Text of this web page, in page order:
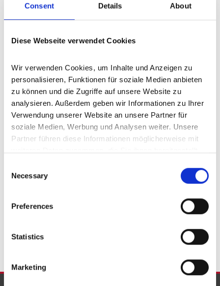
Consent Details About
Diese Webseite verwendet Cookies
Wir verwenden Cookies, um Inhalte und Anzeigen zu
personalisieren, Funktionen für soziale Medien anbieten
zu können und die Zugriffe auf unsere Website zu
analysieren. Außerdem geben wir Informationen zu Ihrer
Verwendung unserer Website an unsere Partner für
soziale Medien, Werbung und Analysen weiter. Unsere
Partner führen diese Informationen möglicherweise mit
gesammelt haben.
Selection
Necessary
Preferences
Statistics
Marketing
Düren Eckfeld Gerolstein Stadtkyll
Kröv
Wershofen Büdesheim Oberbettingen Malberg
Gornhausen Immerath Oberkail Esch
Schüller Hellenthal Oberehe-Stroheich Bad Münstereifel
Nohn Dahlem Wallscheid Kelberg Üxheim Strohn
Horperath Schmitt Manderscheid Gindorf
Bodenbach
Darscheid Großlittgen Salm Mayen Boos
Blankenheim
Pomster
Lind Bleialf Dockweiler Schleiden Ehlenz
Steffeln Kleinlangenfeld Seffern
Zülpich
Grundstücke
Einfamilienhaus
Einfamilienhäuser